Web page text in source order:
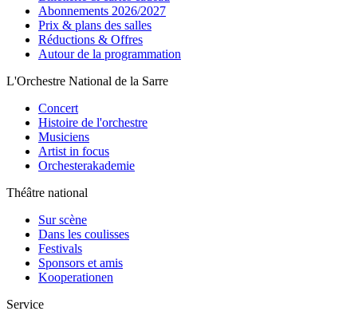
Abonnements 2026/2027
Prix & plans des salles
Réductions & Offres
Autour de la programmation
L'Orchestre National de la Sarre
Concert
Histoire de l'orchestre
Musiciens
Artist in focus
Orchesterakademie
Théâtre national
Sur scène
Dans les coulisses
Festivals
Sponsors et amis
Kooperationen
Service